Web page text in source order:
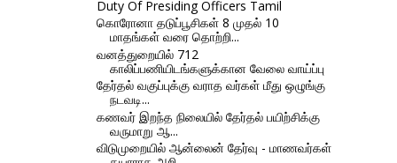
Duty Of Presiding Officers Tamil
கொரோனா தடுப்பூசிகள் 8 முதல் 10
மாதங்கள் வரை தொற்றி...
வனத்துறையில் 712
காலிப்பணியிடங்களுக்கான வேலை வாய்ப்பு
தேர்தல் வகுப்புக்கு வராத வர்கள் மீது ஒழுங்கு
நடவடி...
கணவர் இறந்த நிலையில் தேர்தல் பயிற்சிக்கு
வருமாறு ஆ...
விடுமுறையில் ஆன்லைன் தேர்வு - மாணவர்கள்